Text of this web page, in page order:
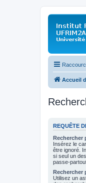
Accueil
REQUÊTE
Rechercher
Insérez le
être ignoré.
si seul un
passe-
Rechercher
Utilisez un